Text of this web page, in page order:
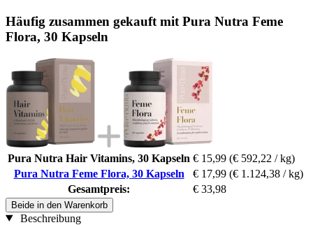
Häufig zusammen gekauft mit Pura Nutra Feme
Flora, 30 Kapseln
Pura Nutra Hair Vitamins, 30 Kapseln € 15,99 (€ 592,22 / kg)
Pura Nutra Feme Flora, 30 Kapseln
€ 17,99 (€ 1.124,38 / kg)
Gesamtpreis:
€ 33,98
Beide in den Warenkorb
Beschreibung